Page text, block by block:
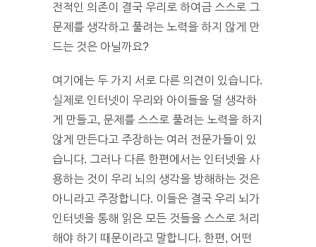
전적인 의존이 결국 우리로 하여금 스스로 그
문제를 생각하고 풀려는 노력을 하지 않게 만
드는 것은 아닐까요?
여기에는 두 가지 서로 다른 의견이 있습니다.
실제로 인터넷이 우리와 아이들을 덜 생각하
게 만들고, 문제를 스스로 풀려는 노력을 하지
않게 만든다고 주장하는 여러 전문가들이 있
습니다. 그러나 다른 한편에서는 인터넷을 사
용하는 것이 우리 뇌의 생각을 방해하는 것은
아니라고 주장합니다. 이들은 결국 우리 뇌가
인터넷을 통해 읽은 모든 것들을 스스로 처리
해야 하기 때문이라고 말합니다. 한편, 어떤